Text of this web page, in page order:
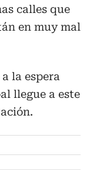
calles que
en muy mal
la espera
llegue a este